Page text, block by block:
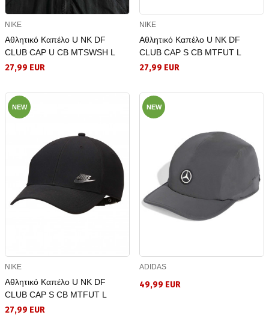
NIKE
Αθλητικό Καπέλο U NK DF
CLUB CAP U CB MTSWSH L
27,99 EUR
NIKE
Αθλητικό Καπέλο U NK DF
CLUB CAP S CB MTFUT L
27,99 EUR
NEW
NIKE
Αθλητικό Καπέλο U NK DF
CLUB CAP S CB MTFUT L
27,99 EUR
NEW
ADIDAS
49,99 EUR